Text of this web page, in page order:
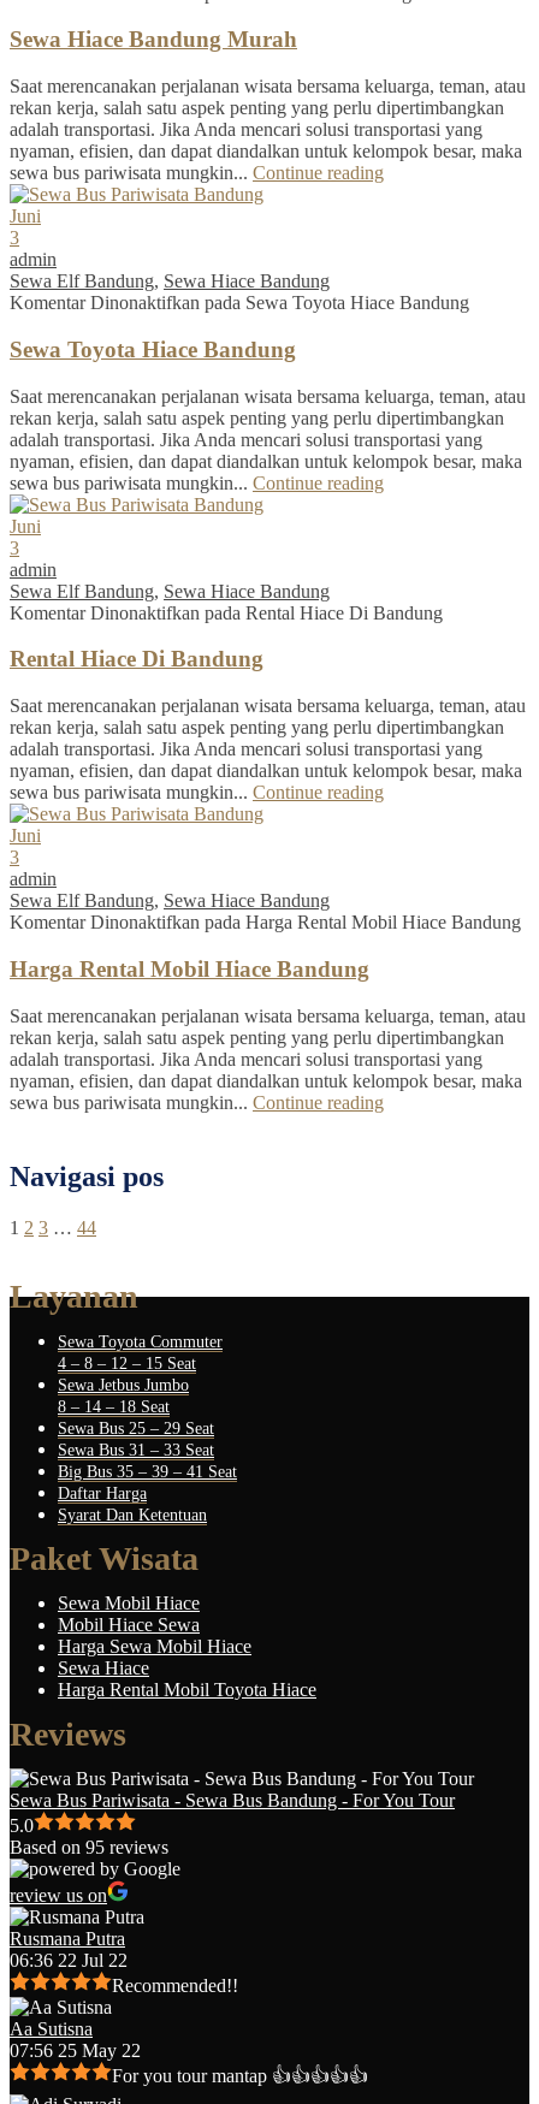
Sewa Hiace Bandung Murah
Saat merencanakan perjalanan wisata bersama keluarga, teman, atau
rekan kerja, salah satu aspek penting yang perlu dipertimbangkan
adalah transportasi. Jika Anda mencari solusi transportasi yang
nyaman, efisien, dan dapat diandalkan untuk kelompok besar, maka
sewa bus pariwisata mungkin... Continue reading
Juni
3
admin
Sewa Elf Bandung, Sewa Hiace Bandung
Komentar Dinonaktifkan pada Sewa Toyota Hiace Bandung
Sewa Toyota Hiace Bandung
Saat merencanakan perjalanan wisata bersama keluarga, teman, atau
rekan kerja, salah satu aspek penting yang perlu dipertimbangkan
adalah transportasi. Jika Anda mencari solusi transportasi yang
nyaman, efisien, dan dapat diandalkan untuk kelompok besar, maka
sewa bus pariwisata mungkin... Continue reading
Juni
3
admin
Sewa Elf Bandung, Sewa Hiace Bandung
Komentar Dinonaktifkan pada Rental Hiace Di Bandung
Rental Hiace Di Bandung
Saat merencanakan perjalanan wisata bersama keluarga, teman, atau
rekan kerja, salah satu aspek penting yang perlu dipertimbangkan
adalah transportasi. Jika Anda mencari solusi transportasi yang
nyaman, efisien, dan dapat diandalkan untuk kelompok besar, maka
sewa bus pariwisata mungkin... Continue reading
Juni
3
admin
Sewa Elf Bandung, Sewa Hiace Bandung
Komentar Dinonaktifkan pada Harga Rental Mobil Hiace Bandung
Harga Rental Mobil Hiace Bandung
Saat merencanakan perjalanan wisata bersama keluarga, teman, atau
rekan kerja, salah satu aspek penting yang perlu dipertimbangkan
adalah transportasi. Jika Anda mencari solusi transportasi yang
nyaman, efisien, dan dapat diandalkan untuk kelompok besar, maka
sewa bus pariwisata mungkin... Continue reading
Navigasi pos
1 2 3 … 44
Layanan
Sewa Toyota Commuter
4 – 8 – 12 – 15 Seat
Sewa Jetbus Jumbo
8 – 14 – 18 Seat
Sewa Bus 25 – 29 Seat
Sewa Bus 31 – 33 Seat
Big Bus 35 – 39 – 41 Seat
Daftar Harga
Syarat Dan Ketentuan
Paket Wisata
Sewa Mobil Hiace
Mobil Hiace Sewa
Harga Sewa Mobil Hiace
Sewa Hiace
Harga Rental Mobil Toyota Hiace
Reviews
Sewa Bus Pariwisata - Sewa Bus Bandung - For You Tour
5.0
Based on 95 reviews
review us on
Rusmana Putra
06:36 22 Jul 22
Recommended!!
Aa Sutisna
07:56 25 May 22
For you tour mantap 👍👍👍👍👍